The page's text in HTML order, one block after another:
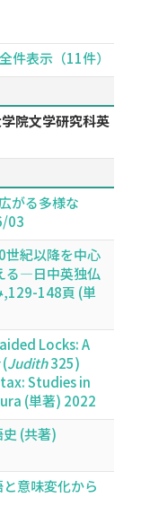
全件表示（11件）
院文学研究科英
がる多様な
03
紀以降を中心
る―日中英独仏
,129-148頁 (単
Locks: A
(Judith325)
Studies in
(単著) 2022
(共著)
意味変化から